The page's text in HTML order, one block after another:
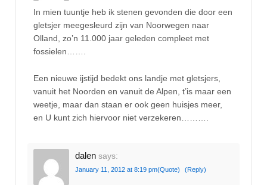
In mien tuuntje heb ik stenen gevonden die door een
gletsjer meegesleurd zijn van Noorwegen naar
Olland, zo’n 11.000 jaar geleden compleet met
fossielen…….
Een nieuwe ijstijd bedekt ons landje met gletsjers,
vanuit het Noorden en vanuit de Alpen, t’is maar een
weetje, maar dan staan er ook geen huisjes meer,
en U kunt zich hiervoor niet verzekeren……….
dalen says:
January 11, 2012 at 8:19 pm(Quote) (Reply)